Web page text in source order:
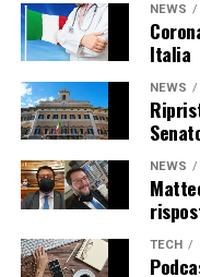
NEWS
Italia
NEWS
NEWS
TECH